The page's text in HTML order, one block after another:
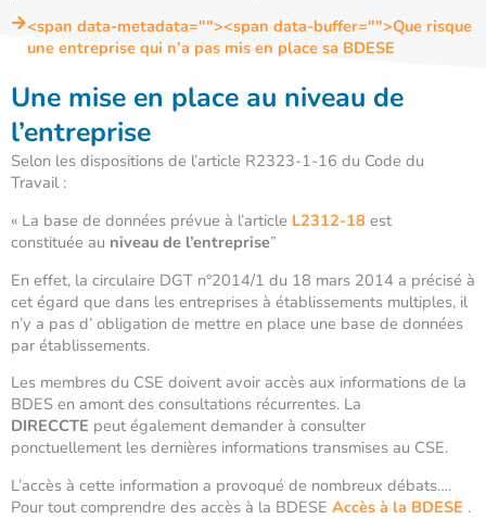
<span data-metadata=""><span data-buffer="">Que risque
une entreprise qui n’a pas mis en place sa BDESE
Une mise en place au niveau de
l’entreprise
Selon les dispositions de l’article R2323-1-16 du Code du
Travail :
« La base de données prévue à l’article L2312-18 est
constituée au niveau de l’entreprise”
En effet, la circulaire DGT n°2014/1 du 18 mars 2014 a précisé à
cet égard que dans les entreprises à établissements multiples, il
n’y a pas d’ obligation de mettre en place une base de données
par établissements.
Les membres du CSE doivent avoir accès aux informations de la
BDES en amont des consultations récurrentes. La
DIRECCTE peut également demander à consulter
ponctuellement les dernières informations transmises au CSE.
L’accès à cette information a provoqué de nombreux débats….
Pour tout comprendre des accès à la BDESE Accès à la BDESE .